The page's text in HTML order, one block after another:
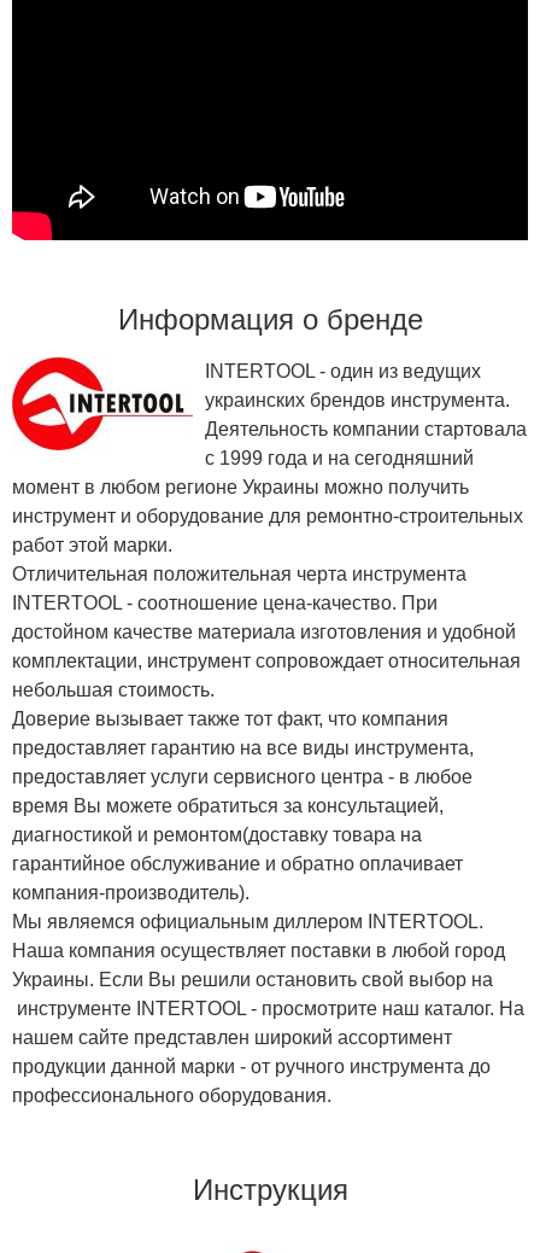
Информация о бренде
INTERTOOL - один из ведущих
украинских брендов инструмента.
Деятельность компании стартовала
с 1999 года и на сегодняшний
момент в любом регионе Украины можно получить
инструмент и оборудование для ремонтно-строительных
работ этой марки.
Отличительная положительная черта инструмента
INTERTOOL - соотношение цена-качество. При
достойном качестве материала изготовления и удобной
комплектации, инструмент сопровождает относительная
небольшая стоимость.
Доверие вызывает также тот факт, что компания
предоставляет гарантию на все виды инструмента,
предоставляет услуги сервисного центра - в любое
время Вы можете обратиться за консультацией,
диагностикой и ремонтом(доставку товара на
гарантийное обслуживание и обратно оплачивает
компания-производитель).
Мы являемся официальным диллером INTERTOOL.
Наша компания осуществляет поставки в любой город
Украины. Если Вы решили остановить свой выбор на
инструменте INTERTOOL - просмотрите наш каталог. На
нашем сайте представлен широкий ассортимент
продукции данной марки - от ручного инструмента до
профессионального оборудования.
Инструкция